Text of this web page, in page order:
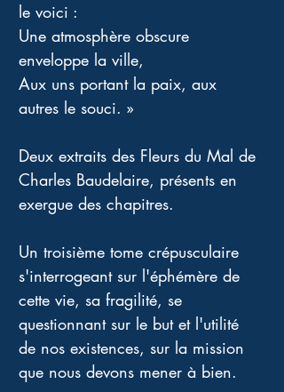
le voici :
Une atmosphère obscure
enveloppe la ville,
Aux uns portant la paix, aux
autres le souci. »
Deux extraits des Fleurs du Mal de
Charles Baudelaire, présents en
exergue des chapitres.
Un troisième tome crépusculaire
s'interrogeant sur l'éphémère de
cette vie, sa fragilité, se
questionnant sur le but et l'utilité
de nos existences, sur la mission
que nous devons mener à bien.